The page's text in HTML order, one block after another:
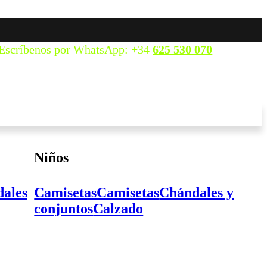
por WhatsApp: +34 625 530 070
Niños
CamisetasCamisetasChándales y
conjuntosCalzado